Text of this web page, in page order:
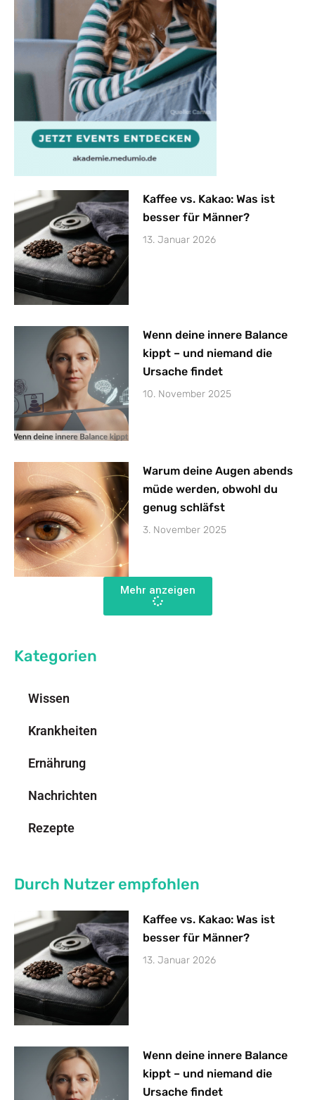
Kaffee vs. Kakao: Was ist
besser für Männer?
13. Januar 2026
Wenn deine innere Balance
kippt – und niemand die
Ursache findet
10. November 2025
Warum deine Augen abends
müde werden, obwohl du
genug schläfst
3. November 2025
Mehr anzeigen
Kategorien
Wissen
Krankheiten
Ernährung
Nachrichten
Rezepte
Durch Nutzer empfohlen
Kaffee vs. Kakao: Was ist
besser für Männer?
13. Januar 2026
Wenn deine innere Balance
kippt – und niemand die
Ursache findet